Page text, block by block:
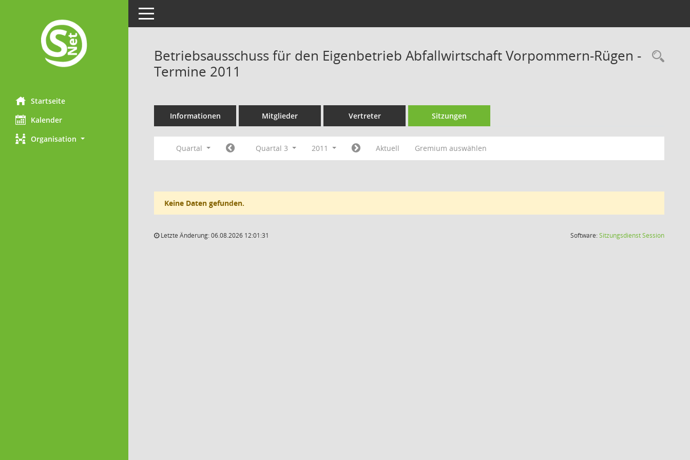
Startseite
Kalender
Organisation
Toggle navigation
Betriebsausschuss für den Eigenbetrieb Abfallwirtschaft Vorpommern-Rügen -
Termine 2011
Informationen Mitglieder Vertreter Sitzungen
Quartal Quartal 3 2011 Aktuell Gremium auswählen
Keine Daten gefunden.
Letzte Änderung: 06.08.2026 12:01:31 Software:SitzungsdienstSession(Wird in